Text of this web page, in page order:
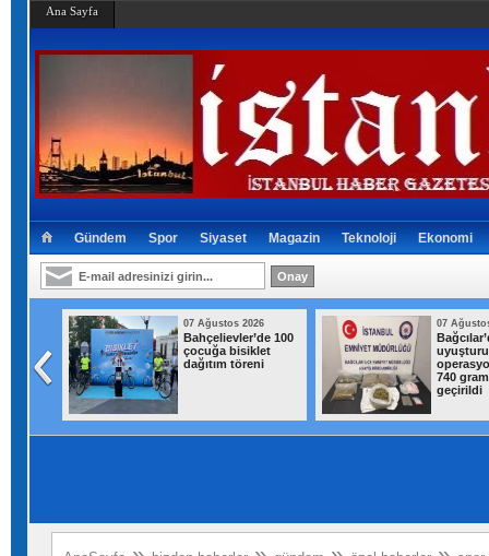
Ana Sayfa
Gündem Spor Siyaset Magazin Teknoloji Ekonomi
07 Ağustos 2026
Bahçelievler’de 100
çocuğa bisiklet
dağıtım töreni
07 Ağustos 2026
Bağcılar’da iş yerine
uyuşturucu
operasyonu: 1 kilo
740 gram esrar ele
geçirildi